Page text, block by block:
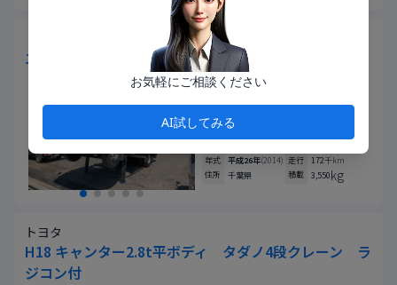
エルフ
お問い合わせ番号 ：
616.2万円 583.2万円
年式 平成26年(2014) 走行 172千km
積載
3,550kg
住所 千葉県
トヨタ
H18 キャンター2.8t平ボディ タダノ4段クレーン ラ
ジコン付
お気軽にご相談ください
AI試してみる